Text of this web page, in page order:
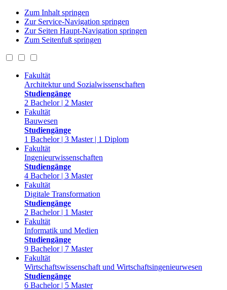
Zum Inhalt springen
Zur Service-Navigation springen
Zur Seiten Haupt-Navigation springen
Zum Seitenfuß springen
Fakultät
Architektur und Sozialwissenschaften
Studiengänge
2 Bachelor | 2 Master
Fakultät
Bauwesen
Studiengänge
1 Bachelor | 3 Master | 1 Diplom
Fakultät
Ingenieurwissenschaften
Studiengänge
4 Bachelor | 3 Master
Fakultät
Digitale Transformation
Studiengänge
2 Bachelor | 1 Master
Fakultät
Informatik und Medien
Studiengänge
9 Bachelor | 7 Master
Fakultät
Wirtschaftswissenschaft und Wirtschaftsingenieurwesen
Studiengänge
6 Bachelor | 5 Master